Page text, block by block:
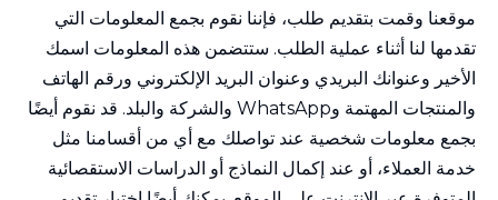
موقعنا وقمت بتقديم طلب، فإننا نقوم بجمع المعلومات التي
تقدمها لنا أثناء عملية الطلب. ستتضمن هذه المعلومات اسمك
الأخير وعنوانك البريدي وعنوان البريد الإلكتروني ورقم الهاتف
والمنتجات المهتمة وWhatsApp والشركة والبلد. قد نقوم أيضًا
بجمع معلومات شخصية عند تواصلك مع أي من أقسامنا مثل
خدمة العملاء، أو عند إكمال النماذج أو الدراسات الاستقصائية